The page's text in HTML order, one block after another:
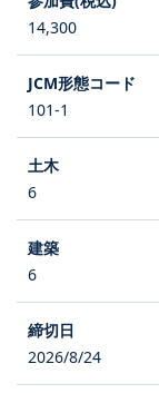
14,300
101-1
6
6
2026/8/24